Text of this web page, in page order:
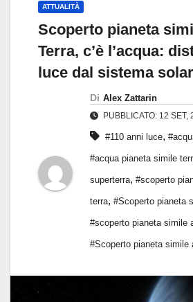
ATTUALITÀ
Scoperto pianeta
Terra, c’è l’acqua:
luce dal sistema
Di Alex Zattarin
PUBBLICATO: 12 SET,
#110 anni luce,
#acqua pianeta simile
superterra, #scoperto
terra, #Scoperto pianeta
#scoperto pianeta simile
#Scoperto pianeta simile